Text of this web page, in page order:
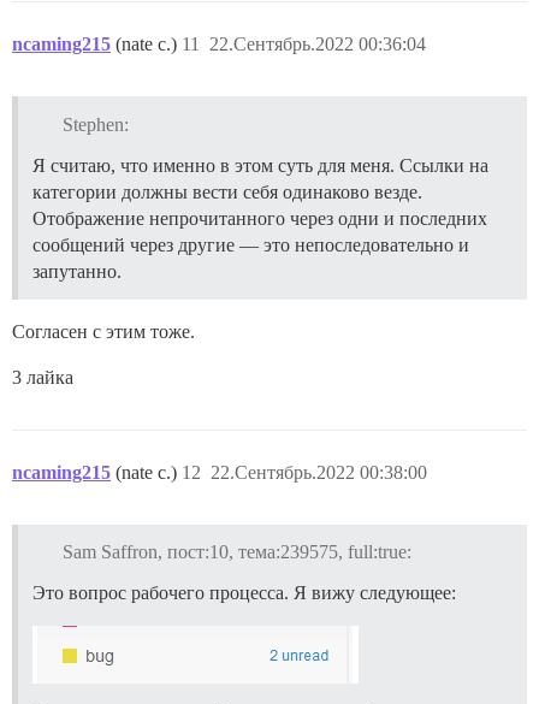
ncaming215 (nate c.) 22.Сентябрь.2022 00:36:04
11
Stephen:
Я считаю, что именно в этом суть для меня. Ссылки на
категории должны вести себя одинаково везде.
Отображение непрочитанного через одни и последних
сообщений через другие — это непоследовательно и
запутанно.
Согласен с этим тоже.
3 лайка
ncaming215 (nate c.) 22.Сентябрь.2022 00:38:00
12
Sam Saffron, пост:10, тема:239575, full:true:
Это вопрос рабочего процесса. Я вижу следующее: